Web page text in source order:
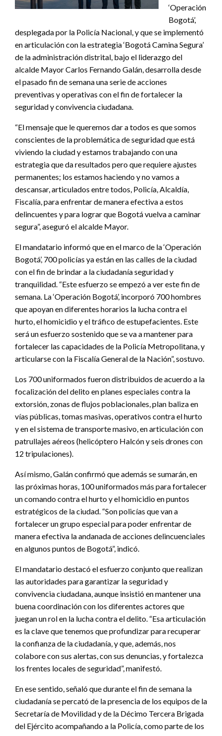
‘Operación
Bogotá’,
desplegada por la Policía Nacional, y que se implementó
en articulación con la estrategia ‘Bogotá Camina Segura’
de la administración distrital, bajo el liderazgo del
alcalde Mayor Carlos Fernando Galán, desarrolla desde
el pasado fin de semana una serie de acciones
preventivas y operativas con el fin de fortalecer la
seguridad y convivencia ciudadana.
“El mensaje que le queremos dar a todos es que somos
conscientes de la problemática de seguridad que está
viviendo la ciudad y estamos trabajando con una
estrategia que da resultados pero que requiere ajustes
permanentes; los estamos haciendo y no vamos a
descansar, articulados entre todos, Policía, Alcaldía,
Fiscalía, para enfrentar de manera efectiva a estos
delincuentes y para lograr que Bogotá vuelva a caminar
segura”, aseguró el alcalde Mayor.
El mandatario informó que en el marco de la ‘Operación
Bogotá’, 700 policías ya están en las calles de la ciudad
con el fin de brindar a la ciudadanía seguridad y
tranquilidad. “Este esfuerzo se empezó a ver este fin de
semana. La ‘Operación Bogotá’, incorporó 700 hombres
que apoyan en diferentes horarios la lucha contra el
hurto, el homicidio y el tráfico de estupefacientes. Este
será un esfuerzo sostenido que se va a mantener para
fortalecer las capacidades de la Policía Metropolitana, y
articularse con la Fiscalía General de la Nación”, sostuvo.
Los 700 uniformados fueron distribuidos de acuerdo a la
focalización del delito en planes especiales contra la
extorsión, zonas de flujos poblacionales, plan baliza en
vías públicas, tomas masivas, operativos contra el hurto
y en el sistema de transporte masivo, en articulación con
patrullajes aéreos (helicóptero Halcón y seis drones con
12 tripulaciones).
Así mismo, Galán confirmó que además se sumarán, en
las próximas horas, 100 uniformados más para fortalecer
un comando contra el hurto y el homicidio en puntos
estratégicos de la ciudad. “Son policías que van a
fortalecer un grupo especial para poder enfrentar de
manera efectiva la andanada de acciones delincuenciales
en algunos puntos de Bogotá”, indicó.
El mandatario destacó el esfuerzo conjunto que realizan
las autoridades para garantizar la seguridad y
convivencia ciudadana, aunque insistió en mantener una
buena coordinación con los diferentes actores que
juegan un rol en la lucha contra el delito. “Esa articulación
es la clave que tenemos que profundizar para recuperar
la confianza de la ciudadanía, y que, además, nos
colabore con sus alertas, con sus denuncias, y fortalezca
los frentes locales de seguridad”, manifestó.
En ese sentido, señaló que durante el fin de semana la
ciudadanía se percató de la presencia de los equipos de la
Secretaría de Movilidad y de la Décimo Tercera Brigada
del Ejército acompañando a la Policía, como parte de los